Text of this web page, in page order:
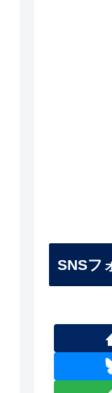
SNSフ